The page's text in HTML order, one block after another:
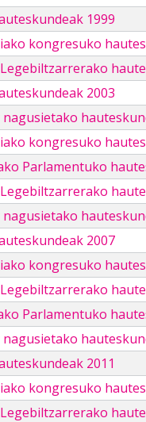
1999
kongresuko
2003
kongresuko
Parlamentuko
nagusietako
2007
kongresuko
Parlamentuko
2011
kongresuko